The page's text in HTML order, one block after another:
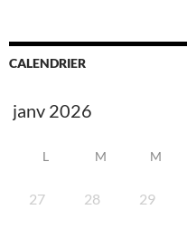
CALENDRIER
L M M
27 28 29